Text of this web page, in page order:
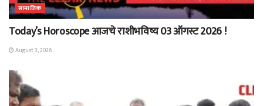
सामाजिक
Today’s Horoscope आजचे राशीभविष्य 03 ऑगस्ट 2026 !
August 3, 2026